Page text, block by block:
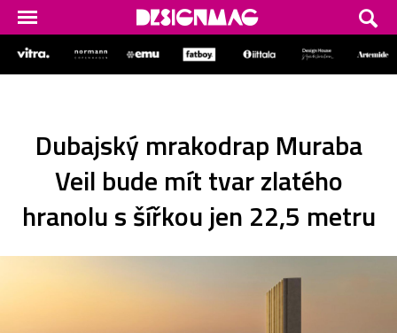
Dubajský mrakodrap Muraba
Veil bude mít tvar zlatého
hranolu s šířkou jen 22,5 metru